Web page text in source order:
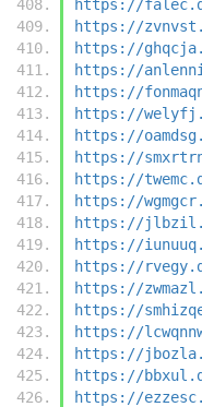
https://
https://
https://
https://
https://
https://
https://
https://
https://
https://
https://
https://
https://
https://
https://
https://
https://
https://
https://